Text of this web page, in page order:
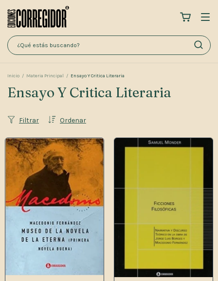
Inicio / Materia Principal / Ensayo Y Critica Literaria
Ensayo Y Critica Literaria
Ordenar
Filtrar